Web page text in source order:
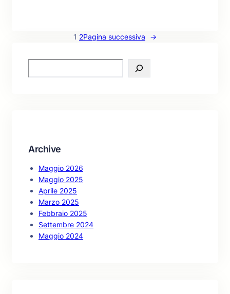
1 2Pagina successiva →
e
Archive
Maggio 2026
Maggio 2025
Aprile 2025
Marzo 2025
Febbraio 2025
Settembre 2024
Maggio 2024